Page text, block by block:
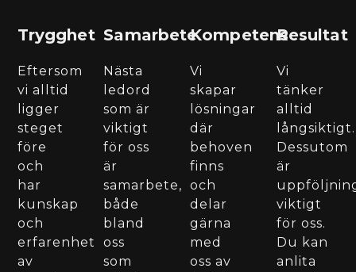
Trygghet
Eftersom
vi alltid
ligger
steget
före
och
har
kunskap
och
erfarenhet
av
Samarbete
Nästa
ledord
som är
viktigt
för oss
är
samarbete,
både
bland
oss
som
Kompetens
Vi
skapar
lösningar
där
behoven
finns
och
delar
gärna
med
oss av
Resultat
Vi
tänker
alltid
långsiktigt.
Dessutom
är
viktigt
för oss.
Du kan
anlita